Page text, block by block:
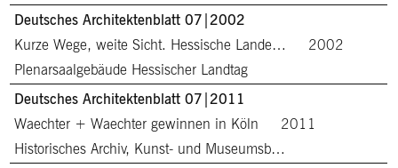
Deutsches Architektenblatt 07|2002
Kurze Wege, weite Sicht. Hessische Lande…
2002
Plenarsaalgebäude Hessischer Landtag
Deutsches Architektenblatt 07|2011
Waechter + Waechter gewinnen in Köln
2011
Historisches Archiv, Kunst- und Museumsb…